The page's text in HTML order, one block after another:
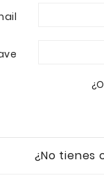
¿No tienes